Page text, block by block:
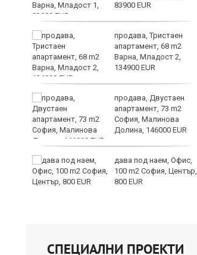
83900 EUR
продава, Тристаен
апартамент, 68 m2
Варна, Младост 2,
134900 EUR
продава, Двустаен
апартамент, 73 m2
София, Малинова
Долина, 146000 EUR
дава под наем, Офис,
100 m2 София, Център,
800 EUR
СПЕЦИАЛНИ ПРОЕКТИ